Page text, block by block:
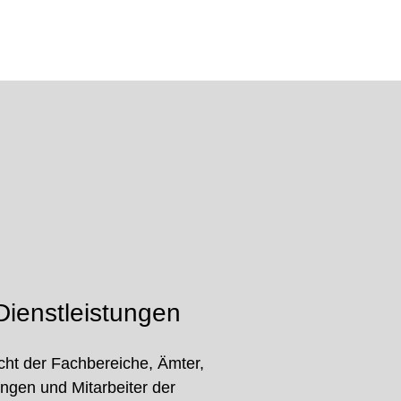
der Fachbereiche, Ämter,
und Mitarbeiter der